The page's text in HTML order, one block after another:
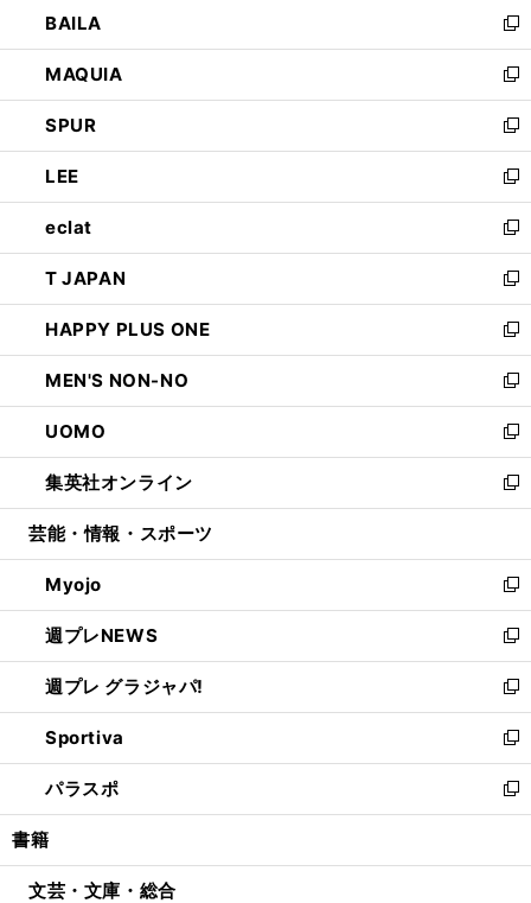
く
ィ
ン
ド
ウ
で
開
く
い
ウ
ィ
ン
ド
ウ
で
開
く
BAILA
新
し
い
ウ
ィ
ン
ド
ウ
で
開
く
MAQUIA
新
し
い
ウ
ィ
ン
ド
ウ
で
開
く
SPUR
新
し
い
ウ
ィ
ン
ド
ウ
で
開
く
LEE
新
し
い
ウ
ィ
ン
ド
ウ
で
開
く
eclat
新
し
い
ウ
ィ
ン
ド
ウ
で
開
く
T JAPAN
新
し
い
ウ
ィ
ン
ド
ウ
で
開
HAPPY PLUS ONE
新
し
い
ウ
ィ
ン
ド
ウ
開
く
MEN'S NON-NO
新
し
い
ウ
ィ
ン
ウ
で
開
く
UOMO
新
し
い
ウ
ン
ド
ウ
で
開
く
集英社オンライン
新
し
ウ
ィ
ン
ド
ウ
で
開
く
芸能・情報・スポーツ
Myojo
新
し
い
ウ
ィ
ン
ド
ウ
で
開
週プレNEWS
新
し
い
ウ
ィ
ン
ド
ウ
開
週プレ グラジャパ!
新
し
い
ウ
ィ
ン
ウ
Sportiva
新
し
い
ウ
ン
パラスポ
新
し
ウ
書籍
文芸・文庫・総合